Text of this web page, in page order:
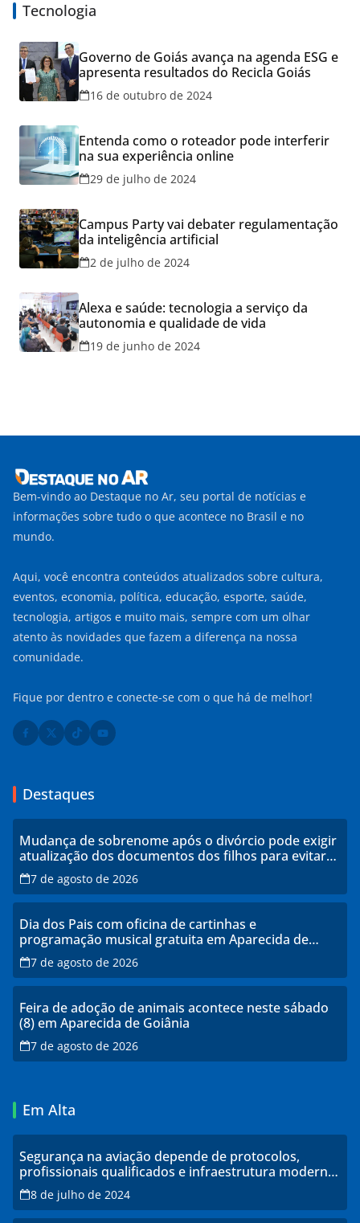
Tecnologia
Governo de Goiás avança na agenda ESG e
apresenta resultados do Recicla Goiás
16 de outubro de 2024
Entenda como o roteador pode interferir
na sua experiência online
29 de julho de 2024
Campus Party vai debater regulamentação
da inteligência artificial
2 de julho de 2024
Alexa e saúde: tecnologia a serviço da
autonomia e qualidade de vida
19 de junho de 2024
Bem-vindo ao Destaque no Ar, seu portal de notícias e
informações sobre tudo o que acontece no Brasil e no
mundo.
Aqui, você encontra conteúdos atualizados sobre cultura,
eventos, economia, política, educação, esporte, saúde,
tecnologia, artigos e muito mais, sempre com um olhar
atento às novidades que fazem a diferença na nossa
comunidade.
Fique por dentro e conecte-se com o que há de melhor!
Destaques
Mudança de sobrenome após o divórcio pode exigir
atualização dos documentos dos filhos para evitar
transtornos
7 de agosto de 2026
Dia dos Pais com oficina de cartinhas e
programação musical gratuita em Aparecida de
Goiânia
7 de agosto de 2026
Feira de adoção de animais acontece neste sábado
(8) em Aparecida de Goiânia
7 de agosto de 2026
Em Alta
Segurança na aviação depende de protocolos,
profissionais qualificados e infraestrutura moderna,
explicam especialistas
8 de julho de 2024